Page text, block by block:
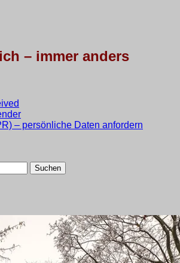
– immer anders
– persönliche Daten anfordern